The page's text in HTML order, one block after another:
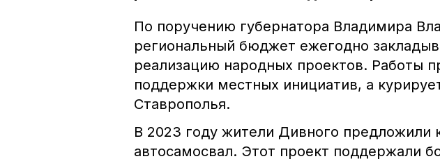
По поручению губернатора Владимира
региональный бюджет ежегодно
реализацию народных проектов. Работы
поддержки местных инициатив, а
Ставрополья.
В 2023 году жители Дивного предложили
автосамосвал. Этот проект поддержали